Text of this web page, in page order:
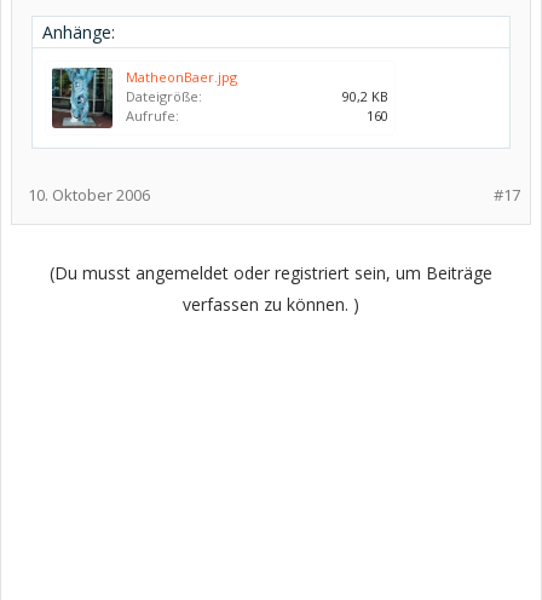
Anhänge:
MatheonBaer.jpg
Dateigröße:
90,2 KB
Aufrufe:
160
#17
10. Oktober 2006
(Du musst angemeldet oder registriert sein, um Beiträge
verfassen zu können. )